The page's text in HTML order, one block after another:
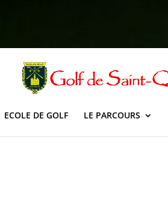
ECOLE DE GOLF LE PARCOURS